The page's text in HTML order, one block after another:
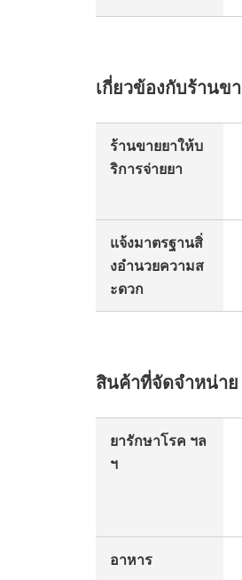
เกี่ยวข้องกับร้านข
ร้านขายยาให้บ
ริการจ่ายยา
แจ้งมาตรฐานสิ่
งอำนวยความส
ะดวก
สินค้าที่จัดจำหน่าย
ยารักษาโรค ฯล
ฯ
อาหาร